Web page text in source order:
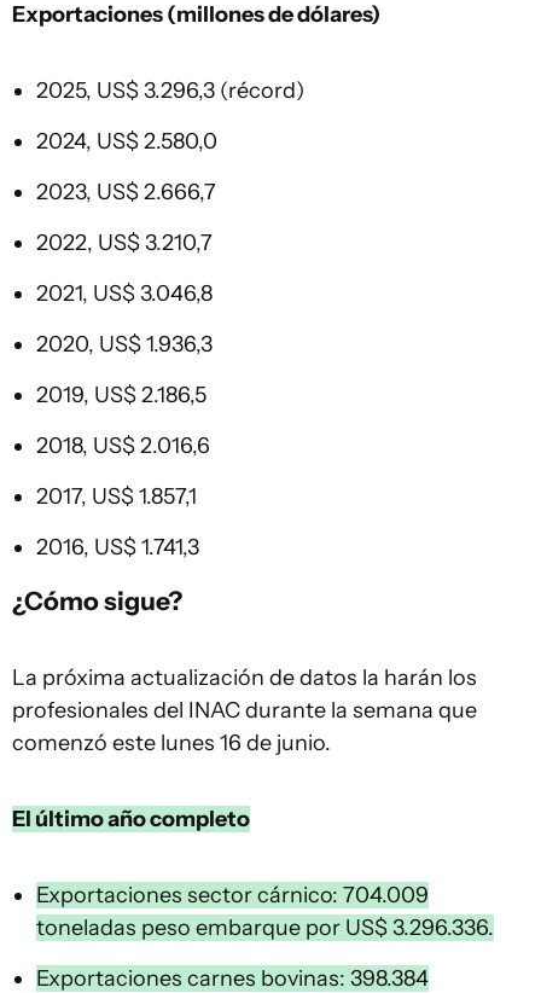
Exportaciones (millones de dólares)
2025, US$ 3.296,3 (récord)
2024, US$ 2.580,0
2023, US$ 2.666,7
2022, US$ 3.210,7
2021, US$ 3.046,8
2020, US$ 1.936,3
2019, US$ 2.186,5
2018, US$ 2.016,6
2017, US$ 1.857,1
2016, US$ 1.741,3
¿Cómo sigue?
La próxima actualización de datos la harán los
profesionales del INAC durante la semana que
comenzó este lunes 16 de junio.
El último año completo
Exportaciones sector cárnico: 704.009
toneladas peso embarque por US$ 3.296.336.
Exportaciones carnes bovinas: 398.384